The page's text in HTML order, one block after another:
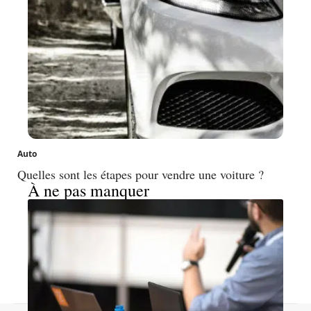
Auto
Quelles sont les étapes pour vendre une voiture ?
À ne pas manquer